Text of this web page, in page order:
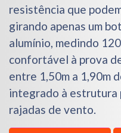
resistência que
girando apenas um
alumínio, medindo
confortável à prova
entre 1,50m a 1,90m
integrado à estrutura
rajadas de vento.